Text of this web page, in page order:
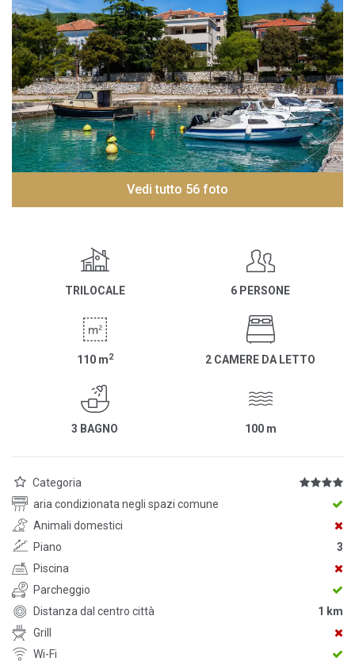
Vedi tutto 56 foto
TRILOCALE 6 PERSONE
110 m2 2 CAMERE DA LETTO
3 BAGNO 100 m
Categoria
aria condizionata negli spazi comune
Animali domestici
Piano
3
Piscina
Parcheggio
Distanza dal centro città
1 km
Grill
Wi-Fi